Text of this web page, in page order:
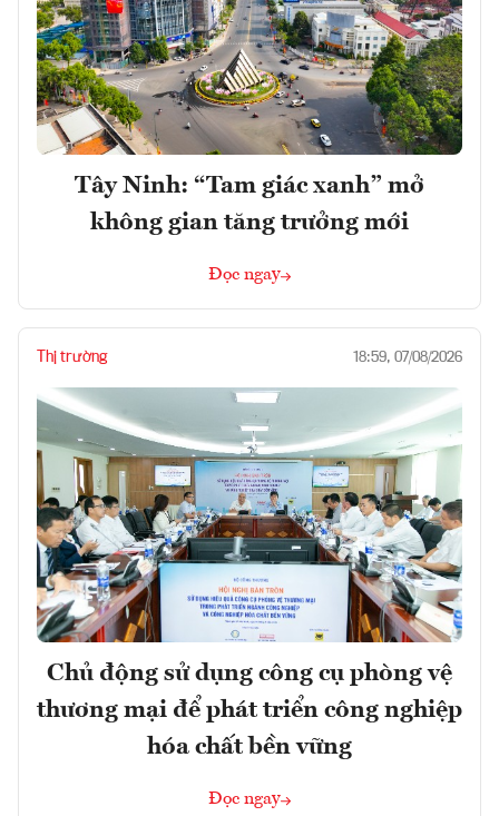
Tây Ninh: “Tam giác xanh” mở
không gian tăng trưởng mới
Đọc ngay
Thị trường 18:59, 07/08/2026
Chủ động sử dụng công cụ phòng vệ
thương mại để phát triển công nghiệp
hóa chất bền vững
Đọc ngay